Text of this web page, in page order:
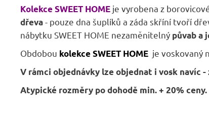
Kolekce SWEET HOME je vyrobena z
dřeva- pouze dna šuplíků a záda skříní tvoří
nábytku SWEET HOME nezaměnitelný půvab a
Obdobou kolekce SWEET HOME je voskovaný
V rámci objednávky lze objednat i vosk navíc
Atypické rozměry po dohodě min. + 20% ceny.